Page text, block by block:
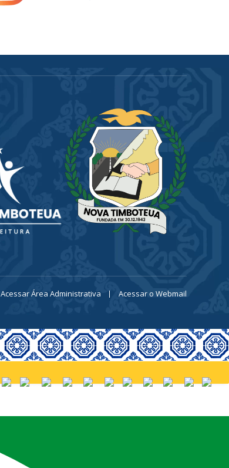
Acessar Área Administrativa Acessar o Webmail